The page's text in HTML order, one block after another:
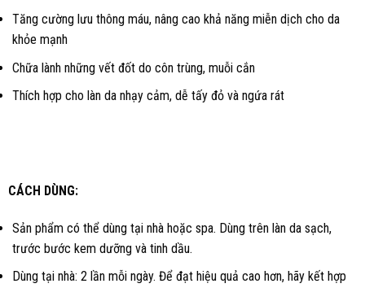
Tăng cường lưu thông máu, nâng cao khả năng miễn dịch cho da
khỏe mạnh
Chữa lành những vết đốt do côn trùng, muỗi cắn
Thích hợp cho làn da nhạy cảm, dễ tấy đỏ và ngứa rát
CÁCH DÙNG:
Sản phẩm có thể dùng tại nhà hoặc spa. Dùng trên làn da sạch,
trước bước kem dưỡng và tinh dầu.
Dùng tại nhà: 2 lần mỗi ngày. Để đạt hiệu quả cao hơn, hãy kết hợp